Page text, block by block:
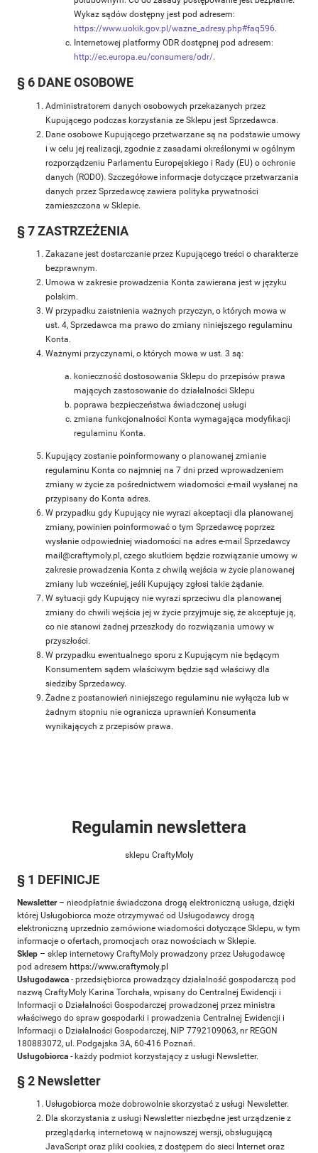
Wykaz sądów dostępny jest pod adresem:
https://www.uokik.gov.pl/wazne_adresy.php#faq596.
Internetowej platformy ODR dostępnej pod adresem:
http://ec.europa.eu/consumers/odr/.
§ 6 DANE OSOBOWE
Administratorem danych osobowych przekazanych przez
Kupującego podczas korzystania ze Sklepu jest Sprzedawca.
Dane osobowe Kupującego przetwarzane są na podstawie umowy
i w celu jej realizacji, zgodnie z zasadami określonymi w ogólnym
rozporządzeniu Parlamentu Europejskiego i Rady (EU) o ochronie
danych (RODO). Szczegółowe informacje dotyczące przetwarzania
danych przez Sprzedawcę zawiera polityka prywatności
zamieszczona w Sklepie.
§ 7 ZASTRZEŻENIA
Zakazane jest dostarczanie przez Kupującego treści o charakterze
bezprawnym.
Umowa w zakresie prowadzenia Konta zawierana jest w języku
polskim.
W przypadku zaistnienia ważnych przyczyn, o których mowa w
ust. 4, Sprzedawca ma prawo do zmiany niniejszego regulaminu
Konta.
Ważnymi przyczynami, o których mowa w ust. 3 są:
konieczność dostosowania Sklepu do przepisów prawa
mających zastosowanie do działalności Sklepu
poprawa bezpieczeństwa świadczonej usługi
zmiana funkcjonalności Konta wymagająca modyfikacji
regulaminu Konta.
Kupujący zostanie poinformowany o planowanej zmianie
regulaminu Konta co najmniej na 7 dni przed wprowadzeniem
zmiany w życie za pośrednictwem wiadomości e-mail wysłanej na
przypisany do Konta adres.
W przypadku gdy Kupujący nie wyrazi akceptacji dla planowanej
zmiany, powinien poinformować o tym Sprzedawcę poprzez
wysłanie odpowiedniej wiadomości na adres e-mail Sprzedawcy
mail@craftymoly.pl, czego skutkiem będzie rozwiązanie umowy w
zakresie prowadzenia Konta z chwilą wejścia w życie planowanej
zmiany lub wcześniej, jeśli Kupujący zgłosi takie żądanie.
W sytuacji gdy Kupujący nie wyrazi sprzeciwu dla planowanej
zmiany do chwili wejścia jej w życie przyjmuje się, że akceptuje ją,
co nie stanowi żadnej przeszkody do rozwiązania umowy w
przyszłości.
W przypadku ewentualnego sporu z Kupującym nie będącym
Konsumentem sądem właściwym będzie sąd właściwy dla
siedziby Sprzedawcy.
Żadne z postanowień niniejszego regulaminu nie wyłącza lub w
żadnym stopniu nie ogranicza uprawnień Konsumenta
wynikających z przepisów prawa.
Regulamin newslettera
sklepu CraftyMoly
§ 1 DEFINICJE
Newsletter– nieodpłatnie świadczona drogą elektroniczną usługa, dzięki
której Usługobiorca może otrzymywać od Usługodawcy drogą
elektroniczną uprzednio zamówione wiadomości dotyczące Sklepu, w tym
informacje o ofertach, promocjach oraz nowościach w Sklepie.
Sklep – sklep internetowy CraftyMoly prowadzony przez Usługodawcę
pod adresem https://www.craftymoly.pl
Usługodawca - przedsiębiorca prowadzący działalność gospodarczą pod
nazwą CraftyMoly Karina Torchała, wpisany do Centralnej Ewidencji i
Informacji o Działalności Gospodarczej prowadzonej przez ministra
właściwego do spraw gospodarki i prowadzenia Centralnej Ewidencji i
Informacji o Działalności Gospodarczej, NIP 7792109063, nr REGON
180883072, ul. Podgajska 3A, 60-416 Poznań.
Usługobiorca - każdy podmiot korzystający z usługi Newsletter.
§ 2 Newsletter
Usługobiorca może dobrowolnie skorzystać z usługi Newsletter.
Dla skorzystania z usługi Newsletter niezbędne jest urządzenie z
przeglądarką internetową w najnowszej wersji, obsługującą
JavaScript oraz pliki cookies, z dostępem do sieci Internet oraz